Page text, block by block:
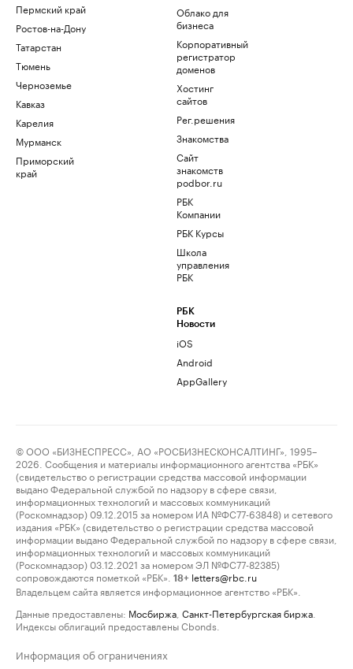
Пермский край
Ростов-на-Дону
Татарстан
Тюмень
Черноземье
Кавказ
Карелия
Мурманск
Приморский
край
Облако для
бизнеса
Корпоративный
регистратор
доменов
Хостинг
сайтов
Рег.решения
Знакомства
Сайт
знакомств
podbor.ru
РБК
Компании
РБК Курсы
Школа
управления
РБК
РБК
Новости
iOS
Android
AppGallery
© ООО «БИЗНЕСПРЕСС», АО «РОСБИЗНЕСКОНСАЛТИНГ», 1995–
2026. Сообщения и материалы информационного агентства «РБК»
(свидетельство о регистрации средства массовой информации
выдано Федеральной службой по надзору в сфере связи,
информационных технологий и массовых коммуникаций
(Роскомнадзор) 09.12.2015 за номером ИА №ФС77-63848) и сетевого
издания «РБК» (свидетельство о регистрации средства массовой
информации выдано Федеральной службой по надзору в сфере связи,
информационных технологий и массовых коммуникаций
(Роскомнадзор) 03.12.2021 за номером ЭЛ №ФС77-82385)
сопровождаются пометкой «РБК».
18+ letters@rbc.ru
Владельцем сайта является информационное агентство «РБК».
Данные предоставлены: Мосбиржа Санкт-Петербургская биржа
Индексы облигаций предоставлены Cbonds.
Информация об ограничениях